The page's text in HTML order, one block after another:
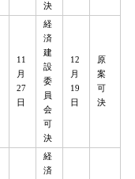
決
11
月
27
日
経
済
建
設
委
員
会
可
決
12
月
19
日
原
案
可
決
経
済